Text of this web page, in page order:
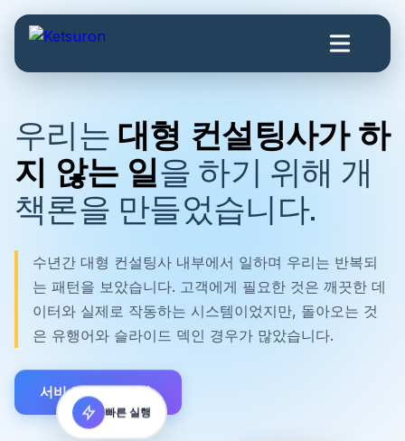
우리는 대형 컨설팅사가 하
지 않는 일을 하기 위해 개
책론을 만들었습니다.
수년간 대형 컨설팅사 내부에서 일하며 우리는 반복되
는 패턴을 보았습니다. 고객에게 필요한 것은 깨끗한 데
이터와 실제로 작동하는 시스템이었지만, 돌아오는 것
은 유행어와 슬라이드 덱인 경우가 많았습니다.
서비스 둘러보기
빠른 실행